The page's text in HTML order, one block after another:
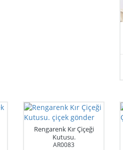
Rengarenk Kır Çiçeği
Kutusu.
AR0083